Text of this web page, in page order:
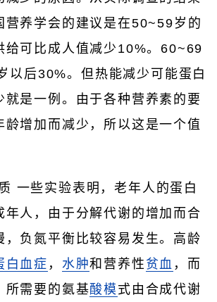
营养学会的建议是在50~59岁的
给可比成人值减少10%。60~69
以后30%。但热能减少可能蛋白
就是一例。由于各种营养素的要
龄增加而减少，所以这是一个值
一些实验表明，老年人的蛋白
年人，由于分解代谢的增加而合
，负氮平衡比较容易发生。高龄
白血症 ， 水肿和营养性 贫血 ，而
所需要的氨基酸模 式由合成代谢